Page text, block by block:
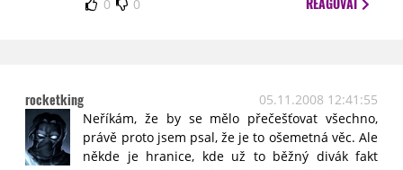
0
0
rocketking
05.11.2008 12:41:55
Neříkám, že by se mělo přečešťovat všechno,
právě proto jsem psal, že je to ošemetná věc. Ale
někde je hranice, kde už to běžný divák fakt